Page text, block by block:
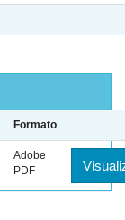
Formato
Adobe
PDF